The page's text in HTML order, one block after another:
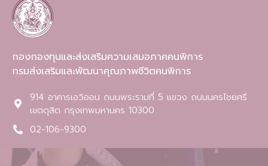
กองกองทุนและส่งเสริมความเสมอภาคคนพิการ
กรมส่งเสริมและพัฒนาคุณภาพชีวิตคนพิการ
914 อาคารเอวิออน ถนนพระรามที่ 5 แขวง ถนนนครไชยศรี
เขตดุสิต กรุงเทพมหานคร 10300​
02-106-9300